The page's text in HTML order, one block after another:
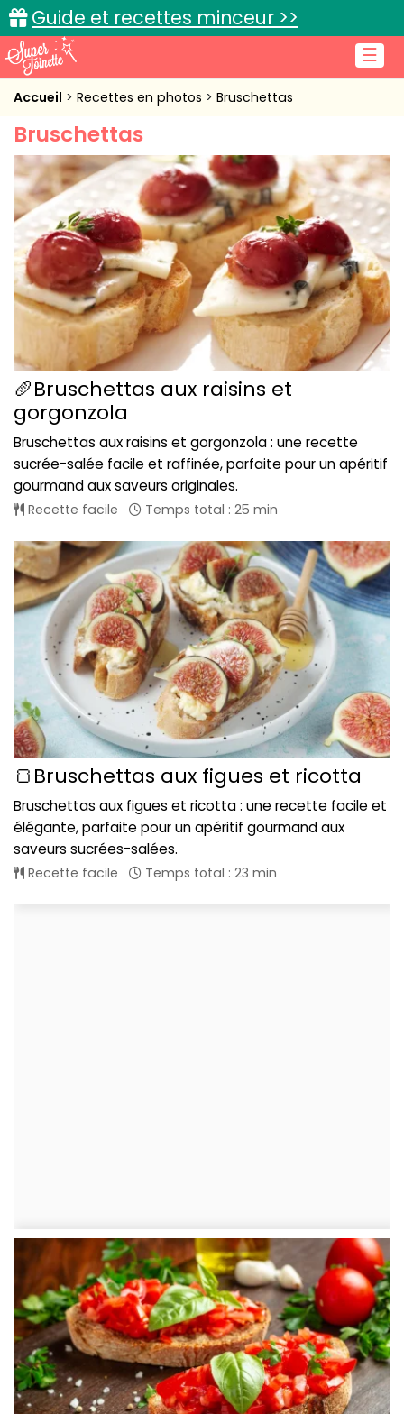
☰
Guide et recettes minceur >>
Accueil
Recettes de cuisine
Cuisine pratique
L'actu cuisine
Connexion
Accueil Recettes en photos Bruschettas
Bruschettas
🥖Bruschettas aux raisins et
gorgonzola
Bruschettas aux raisins et gorgonzola : une recette
sucrée-salée facile et raffinée, parfaite pour un apéritif
gourmand aux saveurs originales.
Recette facile Temps total : 25 min
🍞Bruschettas aux figues et ricotta
Bruschettas aux figues et ricotta : une recette facile et
élégante, parfaite pour un apéritif gourmand aux
saveurs sucrées-salées.
Recette facile Temps total : 23 min